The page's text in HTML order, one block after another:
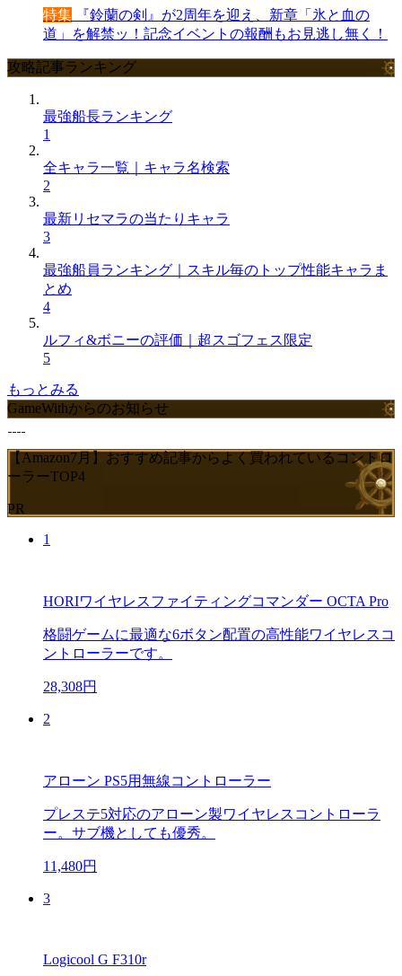
特集 『鈴蘭の剣』が2周年を迎え、新章「氷と血の
道」を解禁ッ！記念イベントの報酬もお見逃し無く！
攻略記事ランキング
最強船長ランキング
1
全キャラ一覧｜キャラ名検索
2
最新リセマラの当たりキャラ
3
最強船員ランキング｜スキル毎のトップ性能キャラま
とめ
4
ルフィ&ボニーの評価｜超スゴフェス限定
5
もっとみる
GameWithからのお知らせ
【Amazon7月】おすすめ記事からよく買われているコントロ
ーラーTOP4
PR
1
HORIワイヤレスファイティングコマンダー OCTA Pro
格闘ゲームに最適な6ボタン配置の高性能ワイヤレスコ
ントローラーです。
28,308円
2
アローン PS5用無線コントローラー
プレステ5対応のアローン製ワイヤレスコントローラ
ー。サブ機としても優秀。
11,480円
3
Logicool G F310r